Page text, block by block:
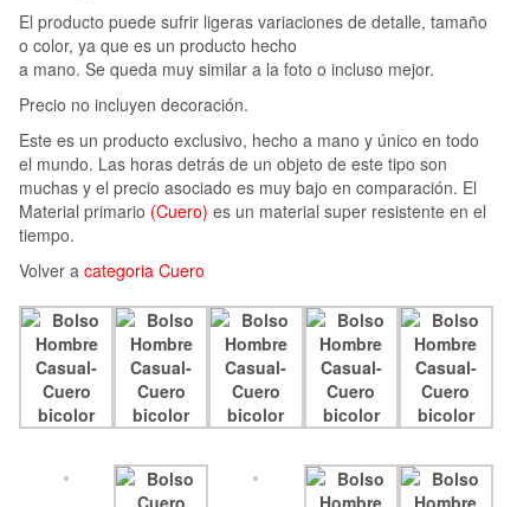
El producto puede sufrir ligeras variaciones de detalle, tamaño
o color, ya que es un producto hecho
a mano. Se queda muy similar a la foto o incluso mejor.
Precio no incluyen decoración.
Este es un producto exclusivo, hecho a mano y único en todo
el mundo. Las horas detrás de un objeto de este tipo son
muchas y el precio asociado es muy bajo en comparación. El
Material primario (Cuero) es un material super resistente en el
tiempo.
Volver a categoria Cuero